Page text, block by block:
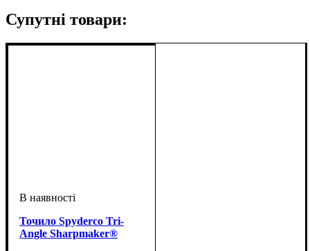
Супутні товари:
Точило Spyderco Tri-
Angle Sharpmaker®